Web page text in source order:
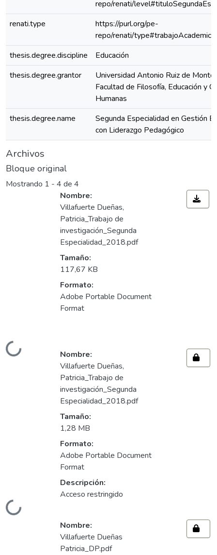
repo/renati/
renati.type
https://purl.org/pe-
repo/renati/type#trabajoAcademico
thesis.degree.discipline
Educación
thesis.degree.grantor
Universidad Antonio Ruiz de
Facultad de Filosofía, Educación y
Humanas
thesis.degree.name
Segunda Especialidad en Gestión
con Liderazgo Pedagógico
Archivos
Bloque original
Mostrando 1 - 4 de 4
Cargando...
Nombre:
Villafuerte Dueñas,
Patricia_Trabajo de
investigación_Segunda
Especialidad_2018.pdf
Tamaño:
117,67 KB
Formato:
Adobe Portable Document
Format
Cargando...
Nombre:
Villafuerte Dueñas,
Patricia_Trabajo de
investigación_Segunda
Especialidad_2018.pdf
Tamaño:
1,28 MB
Formato:
Adobe Portable Document
Format
Descripción:
Acceso restringido
Nombre:
Villafuerte Dueñas
Patricia_DP.pdf